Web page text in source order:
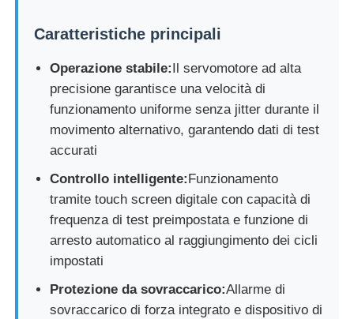
macchina per prove su tessuti
Regolatore di umidità e di temperatura
tester di durezza
Caratteristiche principali
Operazione stabile:Il servomotore ad alta
precisione garantisce una velocità di
funzionamento uniforme senza jitter durante il
movimento alternativo, garantendo dati di test
accurati
Controllo intelligente:Funzionamento
tramite touch screen digitale con capacità di
frequenza di test preimpostata e funzione di
arresto automatico al raggiungimento dei cicli
impostati
Protezione da sovraccarico:Allarme di
sovraccarico di forza integrato e dispositivo di